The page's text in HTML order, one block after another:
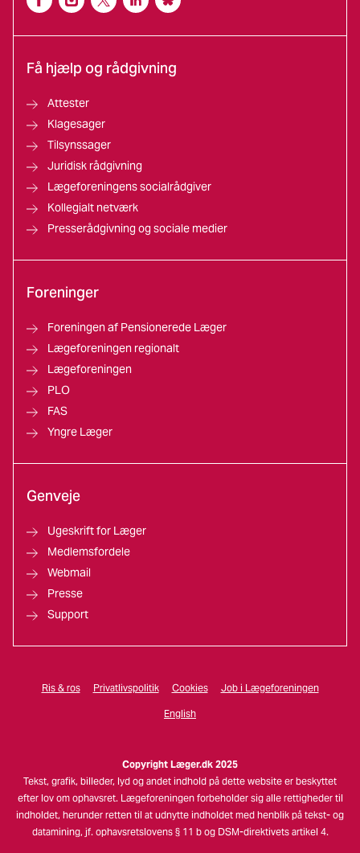
Få hjælp og rådgivning
Attester
Klagesager
Tilsynssager
Juridisk rådgivning
Lægeforeningens socialrådgiver
Kollegialt netværk
Presserådgivning og sociale medier
Foreninger
Foreningen af Pensionerede Læger
Lægeforeningen regionalt
Lægeforeningen
PLO
FAS
Yngre Læger
Genveje
Ugeskrift for Læger
Medlemsfordele
Webmail
Presse
Support
Ris & ros Privatlivspolitik Cookies Job i Lægeforeningen
English
Copyright Læger.dk 2025
Tekst, grafik, billeder, lyd og andet indhold på dette website er beskyttet
efter lov om ophavsret. Lægeforeningen forbeholder sig alle rettigheder til
indholdet, herunder retten til at udnytte indholdet med henblik på tekst- og
datamining, jf. ophavsretslovens § 11 b og DSM-direktivets artikel 4.